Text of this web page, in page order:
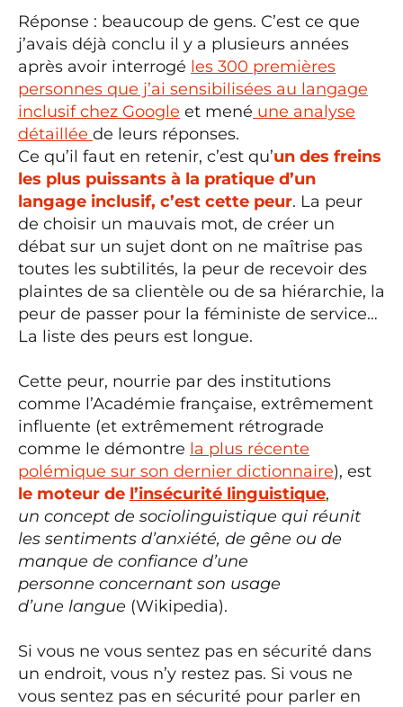
Réponse : beaucoup de gens. C’est ce que
j’avais déjà conclu il y a plusieurs années
après avoir interrogé les 300 premières
personnes que j’ai sensibilisées au langage
inclusif chez Google et mené une analyse
détaillée de leurs réponses.
Ce qu’il faut en retenir, c’est qu’un des freins
les plus puissants à la pratique d’un
langage inclusif, c’est cette peur. La peur
de choisir un mauvais mot, de créer un
débat sur un sujet dont on ne maîtrise pas
toutes les subtilités, la peur de recevoir des
plaintes de sa clientèle ou de sa hiérarchie, la
peur de passer pour la féministe de service…
La liste des peurs est longue.
Cette peur, nourrie par des institutions
comme l’Académie française, extrêmement
influente (et extrêmement rétrograde
comme le démontre la plus récente
polémique sur son dernier dictionnaire), est
le moteur de l’insécurité linguistique,
un concept de sociolinguistique qui réunit
les sentiments d’anxiété, de gêne ou de
manque de confiance d’une
personne concernant son usage
d’une langue (Wikipedia).
Si vous ne vous sentez pas en sécurité dans
un endroit, vous n’y restez pas. Si vous ne
vous sentez pas en sécurité pour parler en